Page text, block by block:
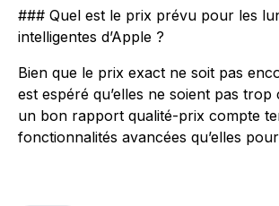
### Quel est le prix prévu pour les
intelligentes d’Apple ?
Bien que le prix exact ne soit pas
est espéré qu’elles ne soient pas
un bon rapport qualité-prix compte
fonctionnalités avancées qu’elles